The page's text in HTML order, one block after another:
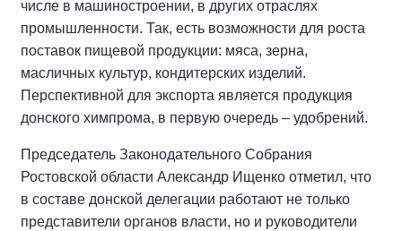
числе в машиностроении, в других отраслях
промышленности. Так, есть возможности для роста
поставок пищевой продукции: мяса, зерна,
масличных культур, кондитерских изделий.
Перспективной для экспорта является продукция
донского химпрома, в первую очередь – удобрений.
Председатель Законодательного Собрания
Ростовской области Александр Ищенко отметил, что
в составе донской делегации работают не только
представители органов власти, но и руководители